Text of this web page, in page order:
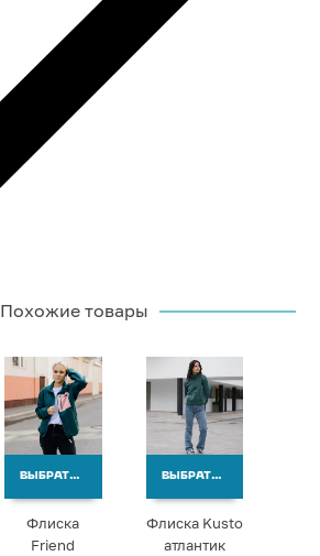
Похожие товары
ВЫБРАТЬ ВАРИАНТЫ
Флиска
Friend
ВЫБРАТЬ ВАРИАНТЫ
Флиска Kusto
атлантик